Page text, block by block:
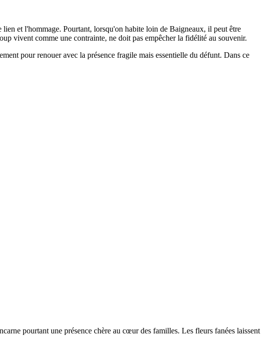
et l'hommage. Pourtant, lorsqu'on habite loin de Baigneaux, il peut être
vivent comme une contrainte, ne doit pas empêcher la fidélité au souvenir.
pour renouer avec la présence fragile mais essentielle du défunt. Dans ce
pourtant une présence chère au cœur des familles. Les fleurs fanées laissent